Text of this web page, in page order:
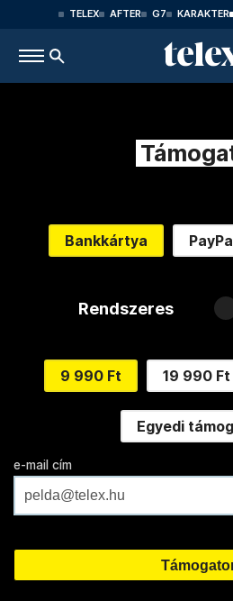
TELEX AFTER G7 KARAKTER
Bankkártya
Rendszeres
9 990 Ft 19 990 Ft
Egyedi
e-mail cím